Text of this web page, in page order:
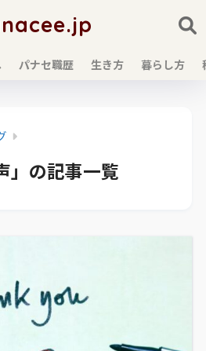
パナセ職歴 生き方 暮らし方
」の記事一覧